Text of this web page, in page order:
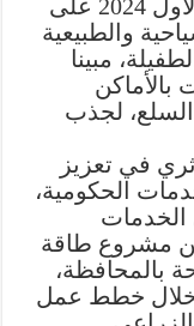
محافظة الطفيلة في 16 تشرين الأول 2024 على
والطبيعية
مبينا
بالأماكن
السلع، لجذب
في تعزيز
الحكومية،
الخدمات
عن مشروع طاقة
بالمحافظة،
خلال خطط عمل